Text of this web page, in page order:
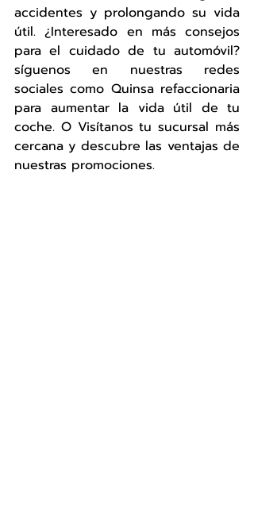
accidentes y prolongando su vida
útil. ¿Interesado en más consejos
para el cuidado de tu automóvil?
síguenos en nuestras redes
sociales como Quinsa refaccionaria
para aumentar la vida útil de tu
coche. O Visítanos tu sucursal más
cercana y descubre las ventajas de
nuestras promociones.